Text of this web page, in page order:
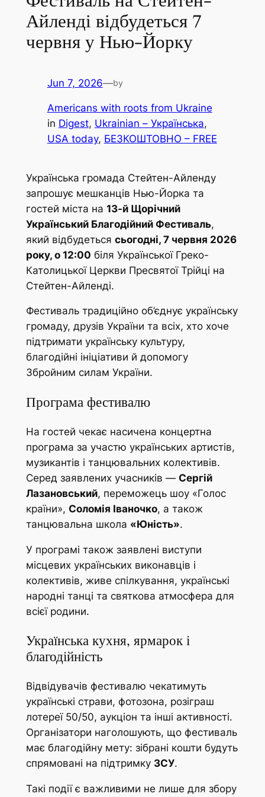
Айленді відбудеться 7
червня у Нью-Йорку
Jun 7, 2026—by
Americans with roots from Ukraine
in Digest, Ukrainian – Українська
USA today, БЕЗКОШТОВНО – FREE
Українська громада Стейтен-Айленду
запрошує мешканців Нью-Йорка та
гостей міста на 13-й Щорічний
Український Благодійний Фестиваль,
який відбудеться сьогодні, 7 червня 2026
року, о 12:00 біля Української Греко-
Католицької Церкви Пресвятої Трійці на
Стейтен-Айленді.
Фестиваль традиційно об’єднує українську
громаду, друзів України та всіх, хто хоче
підтримати українську культуру,
благодійні ініціативи й допомогу
Збройним силам України.
Програма фестивалю
На гостей чекає насичена концертна
програма за участю українських артистів,
музикантів і танцювальних колективів.
Серед заявлених учасників — Сергій
Лазановський, переможець шоу «Голос
країни», Соломія Іваночко, а також
танцювальна школа «Юність».
У програмі також заявлені виступи
місцевих українських виконавців і
колективів, живе спілкування, українські
народні танці та святкова атмосфера для
всієї родини.
Українська кухня, ярмарок і
благодійність
Відвідувачів фестивалю чекатимуть
українські страви, фотозона, розіграш
лотереї 50/50, аукціон та інші активності.
Організатори наголошують, що фестиваль
має благодійну мету: зібрані кошти будуть
спрямовані на підтримку ЗСУ.
Такі події є важливими не лише для збору